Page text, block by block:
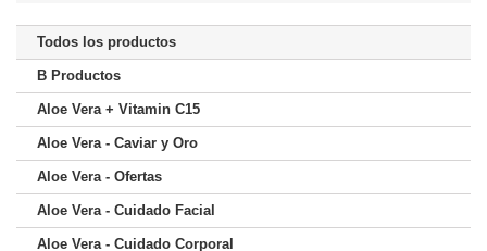
Todos los productos
B Productos
Aloe Vera + Vitamin C15
Aloe Vera - Caviar y Oro
Aloe Vera - Ofertas
Aloe Vera - Cuidado Facial
Aloe Vera - Cuidado Corporal